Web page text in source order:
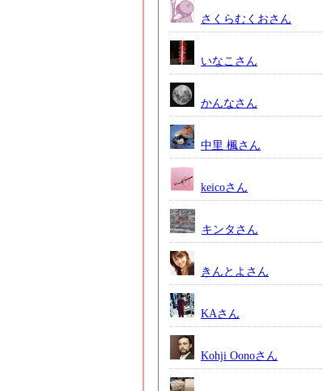
さくらむくおさん
いなこさん
かんなさん
中里 楓さん
keicoさん
キンタさん
きんとよさん
KAさん
Kohji Oonoさん